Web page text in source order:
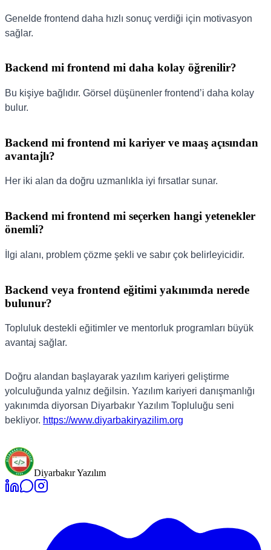
Genelde frontend daha hızlı sonuç verdiği için motivasyon
sağlar.
Backend mi frontend mi daha kolay öğrenilir?
Bu kişiye bağlıdır. Görsel düşünenler frontend’i daha kolay
bulur.
Backend mi frontend mi kariyer ve maaş açısından
avantajlı?
Her iki alan da doğru uzmanlıkla iyi fırsatlar sunar.
Backend mi frontend mi seçerken hangi yetenekler
önemli?
İlgi alanı, problem çözme şekli ve sabır çok belirleyicidir.
Backend veya frontend eğitimi yakınımda nerede
bulunur?
Topluluk destekli eğitimler ve mentorluk programları büyük
avantaj sağlar.
Doğru alandan başlayarak yazılım kariyeri geliştirme
yolculuğunda yalnız değilsin. Yazılım kariyeri danışmanlığı
yakınımda diyorsan Diyarbakır Yazılım Topluluğu seni
bekliyor. https://www.diyarbakiryazilim.org
Diyarbakır Yazılım